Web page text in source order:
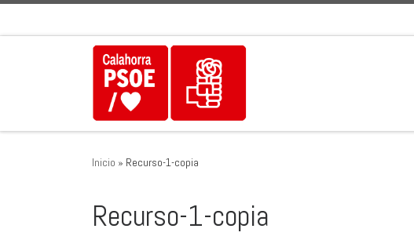
Inicio » Recurso-1-copia
Recurso-1-copia